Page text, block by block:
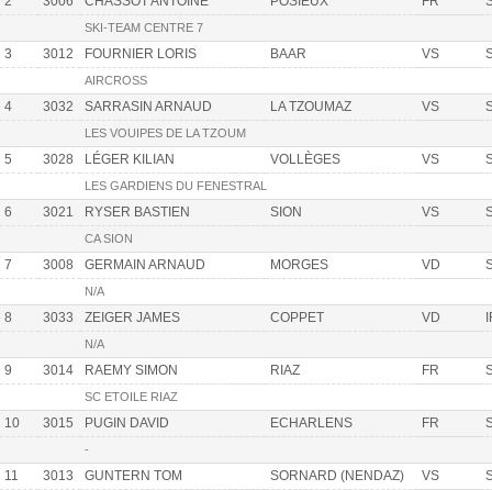
SKI-TEAM CENTRE 7
3 3012 FOURNIER LORIS BAAR VS
AIRCROSS
4 3032 SARRASIN ARNAUD LA TZOUMAZ VS
LES VOUIPES DE LA TZOUM
5 3028 LÉGER KILIAN VOLLÈGES VS
LES GARDIENS DU FENESTRAL
6 3021 RYSER BASTIEN SION VS
CA SION
7 3008 GERMAIN ARNAUD MORGES VD
N/A
8 3033 ZEIGER JAMES COPPET VD
N/A
9 3014 RAEMY SIMON RIAZ FR
SC ETOILE RIAZ
10 3015 PUGIN DAVID ECHARLENS FR
-
11 3013 GUNTERN TOM SORNARD (NENDAZ) VS